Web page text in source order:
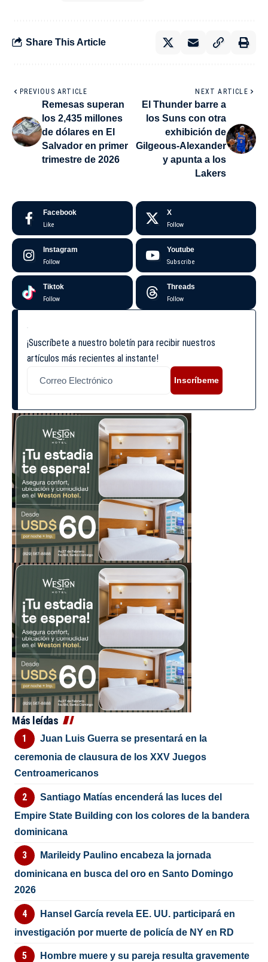
Share This Article
PREVIOUS ARTICLE
Remesas superan
los 2,435 millones
de dólares en El
Salvador en primer
trimestre de 2026
NEXT ARTICLE
El Thunder barre a
los Suns con otra
exhibición de
Gilgeous-Alexander
y apunta a los
Lakers
Facebook
Like
X
Follow
Instagram
Follow
Youtube
Subscribe
Tiktok
Follow
Threads
Follow
¡Suscríbete a nuestro boletín para recibir nuestros
artículos más recientes al instante!
Inscríbeme
Más leídas
Juan Luis Guerra se presentará en la
ceremonia de clausura de los XXV Juegos
Centroamericanos
Santiago Matías encenderá las luces del
Empire State Building con los colores de la bandera
dominicana
Marileidy Paulino encabeza la jornada
dominicana en busca del oro en Santo Domingo
2026
Hansel García revela EE. UU. participará en
investigación por muerte de policía de NY en RD
Hombre muere y su pareja resulta gravemente